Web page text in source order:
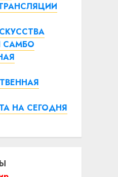
САМБО
НА СЕГОДНЯ